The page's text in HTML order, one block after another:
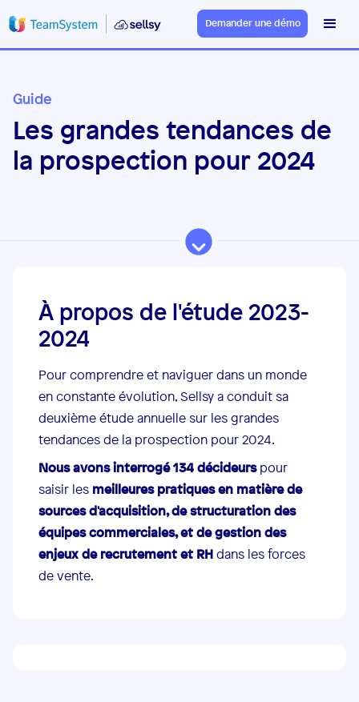
Demander une démo
Guide
Les grandes tendances de
la prospection pour 2024
À propos de l'étude 2023-
2024
Pour comprendre et naviguer dans un monde
en constante évolution, Sellsy a conduit sa
deuxième étude annuelle sur les grandes
tendances de la prospection pour 2024.
Nous avons interrogé 134 décideurspour
saisir les meilleures pratiques en matière de
sources d'acquisition, de structuration des
équipes commerciales, et de gestion des
enjeux de recrutement et RHdans les forces
de vente.